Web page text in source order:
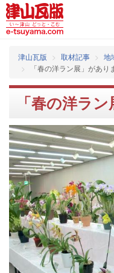
津山瓦版 取材記事 地
「春の洋ラン展」があり
「春の洋ラ